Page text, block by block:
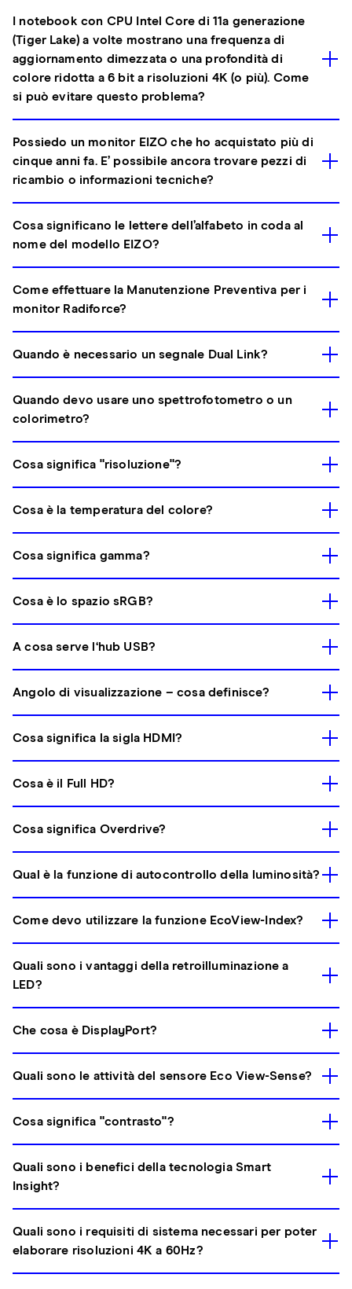
I notebook con CPU Intel Core di 11a generazione
(Tiger Lake) a volte mostrano una frequenza di
aggiornamento dimezzata o una profondità di
colore ridotta a 6 bit a risoluzioni 4K (o più). Come
si può evitare questo problema?
Possiedo un monitor EIZO che ho acquistato più di
cinque anni fa. E’ possibile ancora trovare pezzi di
ricambio o informazioni tecniche?
Cosa significano le lettere dell’alfabeto in coda al
nome del modello EIZO?
Come effettuare la Manutenzione Preventiva per i
monitor Radiforce?
Quando è necessario un segnale Dual Link?
Quando devo usare uno spettrofotometro o un
colorimetro?
Cosa significa "risoluzione"?
Cosa è la temperatura del colore?
Cosa significa gamma?
Cosa è lo spazio sRGB?
A cosa serve l‘hub USB?
Angolo di visualizzazione – cosa definisce?
Cosa significa la sigla HDMI?
Cosa è il Full HD?
Cosa significa Overdrive?
Qual è la funzione di autocontrollo della luminosità?
Come devo utilizzare la funzione EcoView-Index?
Quali sono i vantaggi della retroilluminazione a
LED?
Che cosa è DisplayPort?
Quali sono le attività del sensore Eco View-Sense?
Cosa significa "contrasto"?
Quali sono i benefici della tecnologia Smart
Insight?
Quali sono i requisiti di sistema necessari per poter
elaborare risoluzioni 4K a 60Hz?